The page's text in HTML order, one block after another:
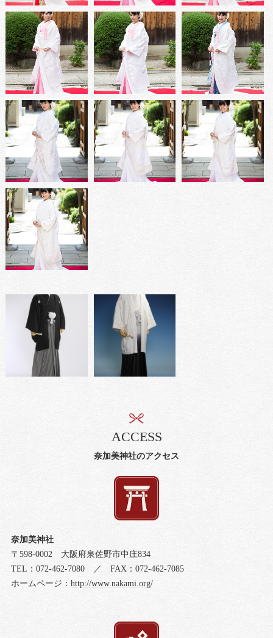
奈加美神社のアクセス
ACCESS
奈加美神社
〒598-0002 大阪府泉佐野市中庄834
TEL：072-462-7080 ／ FAX：072-462-7085
ホームページ： http://www.nakami.org/